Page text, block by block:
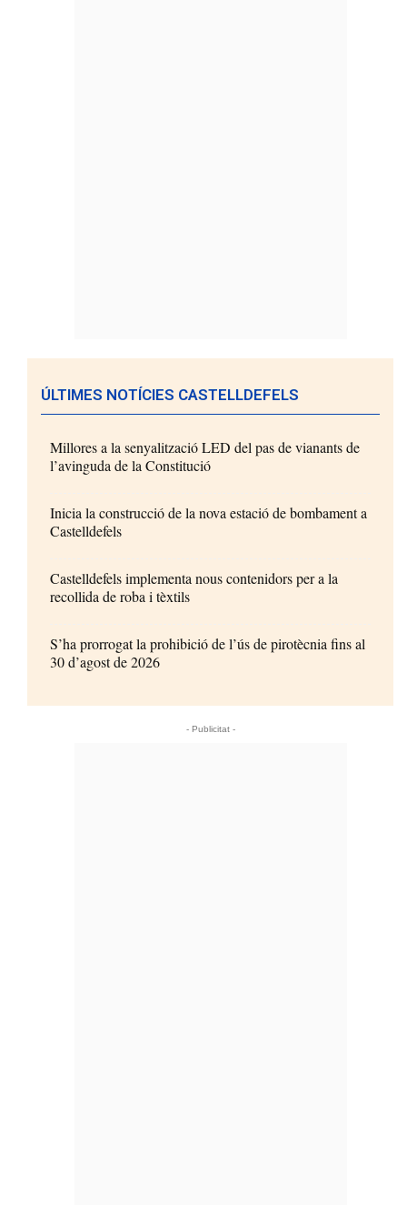
ÚLTIMES NOTÍCIES CASTELLDEFELS
Millores a la senyalització LED del pas de vianants de
l’avinguda de la Constitució
Inicia la construcció de la nova estació de bombament a
Castelldefels
Castelldefels implementa nous contenidors per a la
recollida de roba i tèxtils
S’ha prorrogat la prohibició de l’ús de pirotècnia fins al
30 d’agost de 2026
- Publicitat -